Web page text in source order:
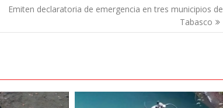
Emiten declaratoria de emergencia en tres municipios de
Tabasco